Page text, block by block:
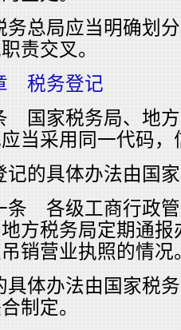
务总局应当明确划
责交叉。
税务登记
国家税务局、地
当采用同一代码，
记的具体办法由国
条 各级工商行政
方税务局定期通
销营业执照的情况
具体办法由国家税
制定。